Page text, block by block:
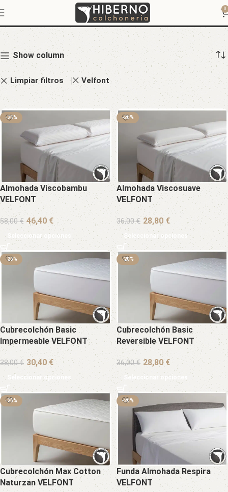
0
Tienda
Show column
Limpiar filtros Velfont
-20%
Almohada Viscobambu
VELFONT
58,00€ €
Seleccionar opciones
-20%
Almohada Viscosuave
VELFONT
36,00€ €
Seleccionar opciones
-20%
Cubrecolchón Basic
Impermeable VELFONT
38,00€ €
Seleccionar opciones
-20%
Cubrecolchón Basic
Reversible VELFONT
36,00€ €
Seleccionar opciones
-20%
Cubrecolchón Max Cotton
Naturzan VELFONT
-20%
Funda Almohada Respira
VELFONT